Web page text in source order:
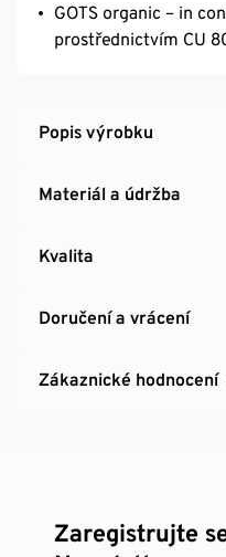
GOTS organic – in
prostřednictvím CU
Popis výrobku
Materiál a údržba
Kvalita
Doručení a vrácení
Zákaznické hodnocení
Zaregistrujte